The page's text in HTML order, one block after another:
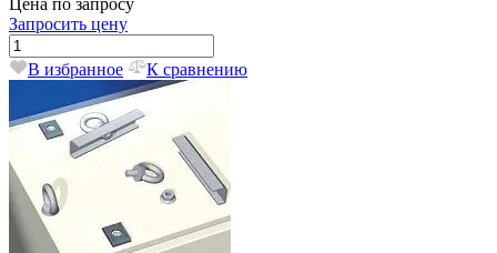
Цена по запросу
Запросить цену
В избранное К сравнению